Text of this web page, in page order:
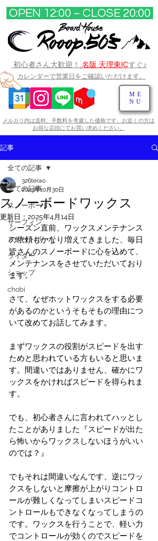
OPEN 12:00 ~ CLOSE 20:00​
ME
NU
初心者さん大歓迎！ 名阪 天理東ICすぐ♪
メルカリ内は送料、手数料を考慮した価格です、お近くの方は
お得な店頭にてお買い求めください。​
カレンダーで営業日をご確認いただけます。
記事
全ての記事
スノーボード
サーフィン
スケートボード
ライダー
ショップ
chobi
全ての記事
スノーボードワックス
326terao
2023年10月30日
更新日： 2025年4月14日
シーズン直前、ワックスメンテナンス
の依頼もかなり増えてきました、毎日
皆さんのスノーボードに心を込めて、
メンテナンスをさせていただいており
ます。
さて、なぜホットワックスをする必要
があるのかというそもそもの理由につ
いて改めてお話してみます。
まずワックスの役割がスピードを出す
ためと思われている方もいると思いま
す。間違いではありません、確かにワ
ックスをかければスピードを得られま
す。
でも、初心者さんに言われてハッとし
たことがありました『スピードが出た
ら怖いからワックスしないほうがいい
のでは？』
でもそれは間違いなんです、逆にワッ
クスをしないと摩擦が上がりコントロ
ールが難しくなってしまいスピードコ
ントロールもできなくなってしまうの
です。ワックスを行うことで、軽い力
でコントロールが効くのでスピードを